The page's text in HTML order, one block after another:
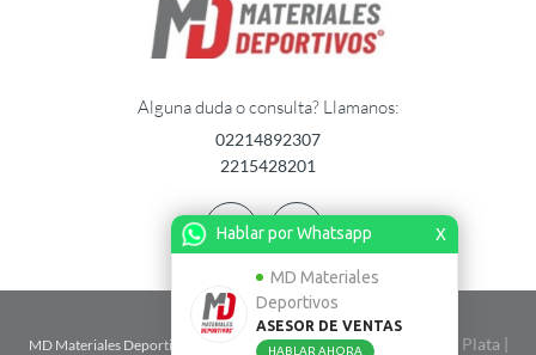
Hablar por Whatsapp X
MD Materiales
Deportivos
ASESOR DE VENTAS
HABLAR AHORA
Alguna duda o consulta? Llamanos:
02214892307
2215428201
MD Materiales Deportivos | Calle 2 n� 1724 entre 67 y 68 - La Plata |